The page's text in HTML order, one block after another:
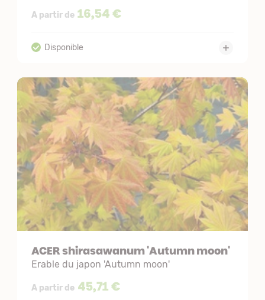
A partir de 16,54 €
ACER shirasawanum 'Autumn moon'
Erable du japon 'Autumn moon'
A partir de 45,71 €